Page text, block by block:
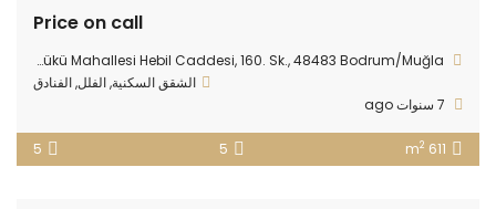
Price on call
Göltürkbükü Mahallesi Hebil Caddesi, 160. Sk., 48483 Bodrum/Muğla
الشقق السكنية,الفلل,الفنادق
611 m
2
5
5